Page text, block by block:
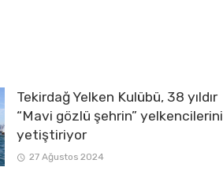
Tekirdağ Yelken Kulübü, 38 yıldır
“Mavi gözlü şehrin” yelkencilerini
yetiştiriyor
27 Ağustos 2024